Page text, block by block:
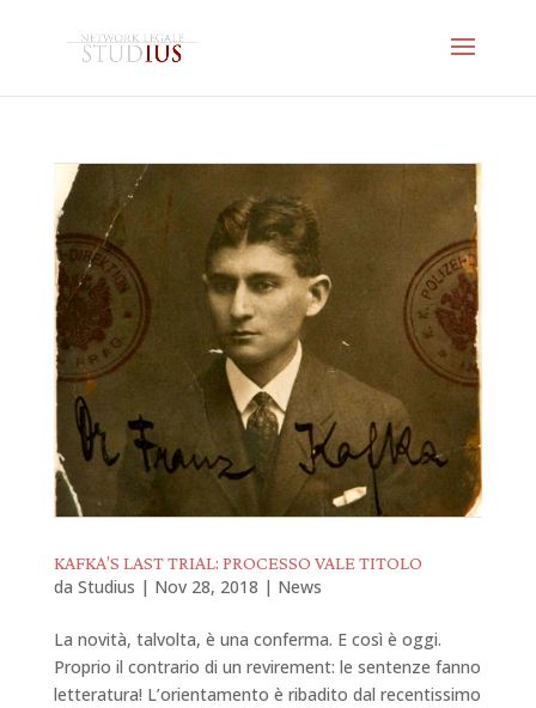
KAFKA’S LAST TRIAL: PROCESSO VALE TITOLO
da Studius | Nov 28, 2018 | News
La novità, talvolta, è una conferma. E così è oggi.
Proprio il contrario di un revirement: le sentenze fanno
letteratura! L’orientamento è ribadito dal recentissimo